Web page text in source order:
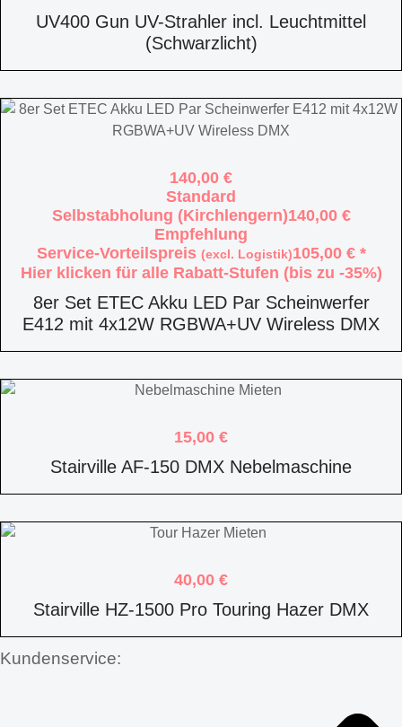
UV400 Gun UV-Strahler incl. Leuchtmittel
(Schwarzlicht)
140,00 €
Standard
Selbstabholung (Kirchlengern)140,00 €
Empfehlung
Service-Vorteilspreis (excl. Logistik)105,00 €*
Hier klicken für alle Rabatt-Stufen (bis zu -35%)
8er Set ETEC Akku LED Par Scheinwerfer
E412 mit 4x12W RGBWA+UV Wireless DMX
15,00 €
Stairville AF-150 DMX Nebelmaschine
40,00 €
Stairville HZ-1500 Pro Touring Hazer DMX
Kundenservice: